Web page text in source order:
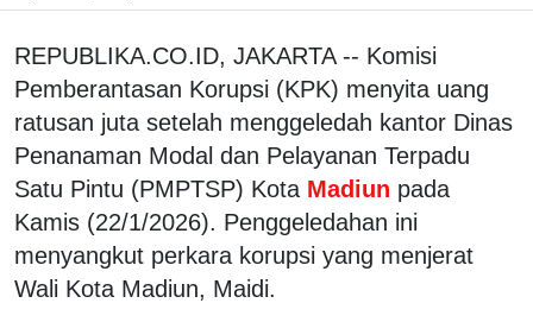
REPUBLIKA.CO.ID, JAKARTA -- Komisi
Pemberantasan Korupsi (KPK) menyita uang
ratusan juta setelah menggeledah kantor Dinas
Penanaman Modal dan Pelayanan Terpadu
Satu Pintu (PMPTSP) Kota Madiun pada
Kamis (22/1/2026). Penggeledahan ini
menyangkut perkara korupsi yang menjerat
Wali Kota Madiun, Maidi.